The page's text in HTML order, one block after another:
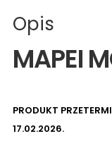
Opis
MAPEI
PRODUKT
17.02.2026.